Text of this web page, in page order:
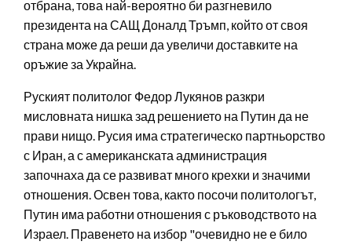
отбрана, това най-вероятно би разгневило
президента на САЩ Доналд Тръмп, който от своя
страна може да реши да увеличи доставките на
оръжие за Украйна.
Руският политолог Федор Лукянов разкри
мисловната нишка зад решението на Путин да не
прави нищо. Русия има стратегическо партньорство
с Иран, а с американската администрация
започнаха да се развиват много крехки и значими
отношения. Освен това, както посочи политологът,
Путин има работни отношения с ръководството на
Израел. Правенето на избор "очевидно не е било